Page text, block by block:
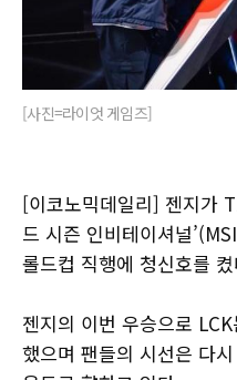
[사진=라이엇 게임즈]
[이코노믹데일리] 젠지가
드 시즌 인비테이셔널
롤드컵 직행에 청신호를
젠지의 이번 우승으로
했으며 팬들의 시선은 다